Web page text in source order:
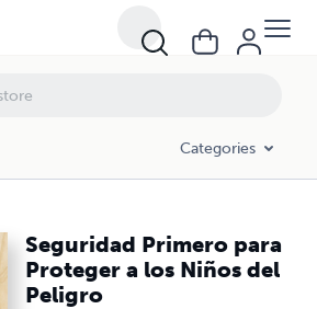
Categories
Seguridad Primero para
Proteger a los Niños del
Peligro
a los Niños del Peligro